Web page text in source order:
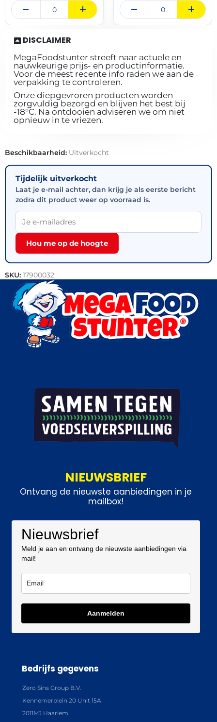
DISCLAIMER
MegaFoodstunter streeft naar actuele en
nauwkeurige prijs- en productinformatie.
Voor de meest recente info raden we aan de
verpakking te controleren.
Onze diepgevroren producten worden
zorgvuldig bezorgd en blijven het best bij
-18°C. Na ontdooien adviseren we om niet
opnieuw in te vriezen.
Beschikbaarheid: Uitverkocht
Tijdelijk uitverkocht
Laat je e-mail achter, dan krijg je als eerste bericht
zodra dit product weer op voorraad is.
Hou me op de hoogte
SKU: 17900032
Categorieën:Bakkerij
NIEUWSBRIEF
Ontvang de nieuwste aanbiedingen in je
mailbox!
Nieuwsbrief
Meld je aan en ontvang de nieuwste aanbiedingen via
mail!
Aanmelden
Bedrijfs gegevens
Zero Sins Group B.V.
Kennemerplein 20 Unit 15A
2011MJ Haarlem